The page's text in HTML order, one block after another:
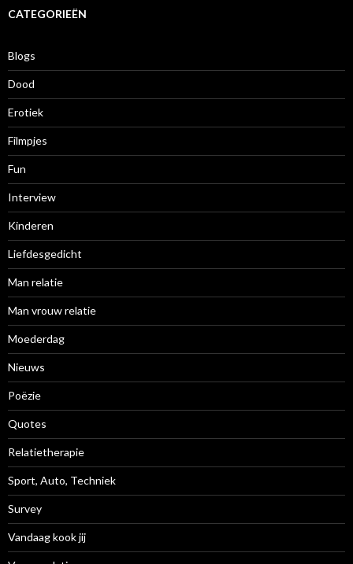
iCATEGORIEËN
Blogs
Dood
Erotiek
Filmpjes
Fun
Interview
Kinderen
Liefdesgedicht
Man relatie
Man vrouw relatie
Moederdag
Nieuws
Poëzie
Quotes
Relatietherapie
Sport, Auto, Techniek
Survey
Vandaag kook jij